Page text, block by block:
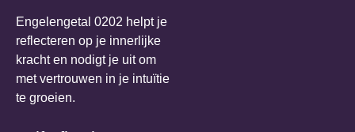
Engelengetal 0202 helpt je
reflecteren op je innerlijke
kracht en nodigt je uit om
met vertrouwen in je intuïtie
te groeien.